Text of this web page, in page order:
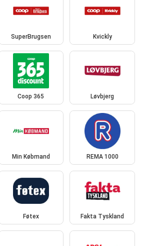
SuperBrugsen Kvickly
Coop 365 Løvbjerg
Min Købmand REMA 1000
Føtex Fakta Tyskland